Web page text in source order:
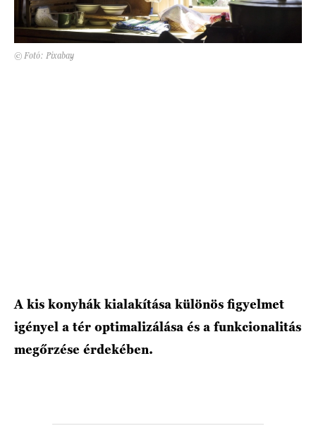
© Fotó: Pixabay
A kis konyhák kialakítása különös figyelmet
igényel a tér optimalizálása és a funkcionalitás
megőrzése érdekében.